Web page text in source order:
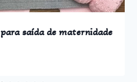
saída de maternidade